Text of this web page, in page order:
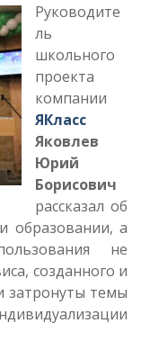
Руководите
ль
школьного
проекта
компании
ЯКласс
Яковлев
Юрий
Борисович
рассказал об
образовании, а
не
созданного и
затронуты темы